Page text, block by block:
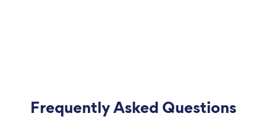
Frequently Asked Questions